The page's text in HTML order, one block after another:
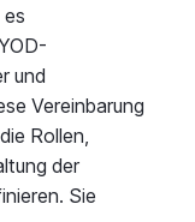
und
Vereinbarung
Rollen,
der
Sie